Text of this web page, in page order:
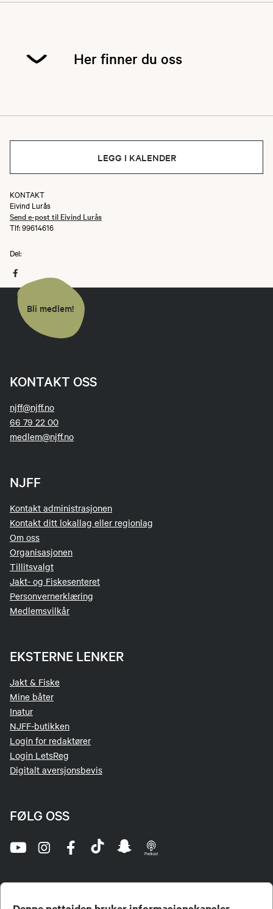
Her finner du oss
LEGG I KALENDER
KONTAKT
Eivind Lurås
Send e-post til Eivind Lurås
Tlf: 99614616
Del:
Bli medlem!
KONTAKT OSS
njff@njff.no
66 79 22 00
medlem@njff.no
NJFF
Kontakt administrasjonen
Kontakt ditt lokallag eller regionlag
Om oss
Organisasjonen
Tillitsvalgt
Jakt- og Fiskesenteret
Personvernerklæring
Medlemsvilkår
EKSTERNE LENKER
Jakt & Fiske
Mine båter
Inatur
NJFF-butikken
Login for redaktører
Login LetsReg
Digitalt aversjonsbevis
FØLG OSS